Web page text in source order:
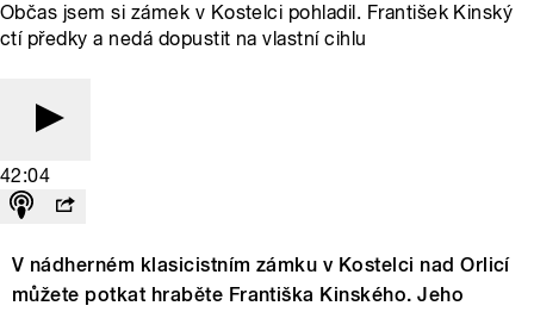
Občas jsem si zámek v Kostelci pohladil. František Kinský
ctí předky a nedá dopustit na vlastní cihlu
42:04
V nádherném klasicistním zámku v Kostelci nad Orlicí
můžete potkat hraběte Františka Kinského. Jeho